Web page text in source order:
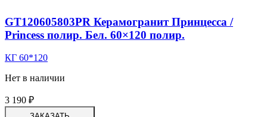
GT120605803PR Керамогранит Принцесса /
Princess полир. Бел. 60×120 полир.
КГ 60*120
Нет в наличии
3 190 ₽